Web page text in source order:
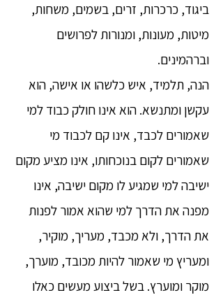
ביגוד, כרכרות, זרים, בשמים, משחות,
מיטות, מעונות, ומנורות לפרושים
וברהמינים.
הנה, תלמיד, איש כלשהו או אישה, הוא
עקשן ומתנשא. הוא אינו חולק כבוד למי
שאמורים לכבד, אינו קם לכבוד מי
שאמורים לקום בנוכחותו, אינו מציע מקום
ישיבה למי שמגיע לו מקום ישיבה, אינו
מפנה את הדרך למי שהוא אמור לפנות
את הדרך, ולא מכבד, מעריך, מוקיר,
ומעריץ מי שאמור להיות מכובד, מוערך,
מוקר ומוערץ. בשל ביצוע מעשים כאלו